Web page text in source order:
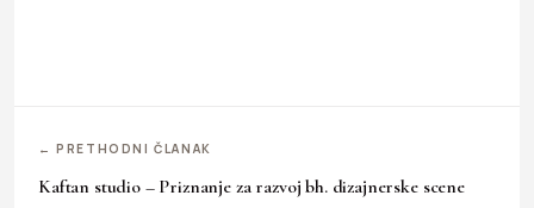
← PRETHODNI ČLANAK
Kaftan studio – Priznanje za razvoj bh. dizajnerske scene